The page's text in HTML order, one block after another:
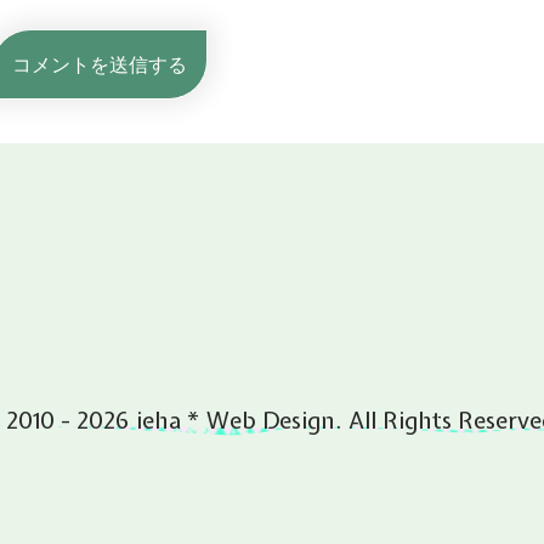
- 2026 ieha * Web Design. All Rights